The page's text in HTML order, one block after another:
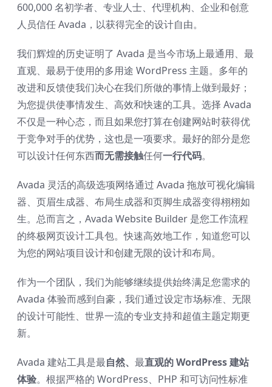
600,000 名初学者、专业人士、代理机构、企业和创意
人员信任 Avada，以获得完全的设计自由。
我们辉煌的历史证明了 Avada 是当今市场上最通用、最
直观、最易于使用的多用途 WordPress 主题。多年的
改进和反馈使我们决心在我们所做的事情上做到最好；
为您提供使事情发生、高效和快速的工具。选择 Avada
不仅是一种心态，而且如果您打算在创建网站时获得优
于竞争对手的优势，这也是一项要求。最好的部分是您
可以设计任何东西而无需接触任何一行代码。
Avada 灵活的高级选项网络通过 Avada 拖放可视化编辑
器、页眉生成器、布局生成器和页脚生成器变得栩栩如
生。总而言之，Avada Website Builder 是您工作流程
的终极网页设计工具包。快速高效地工作，知道您可以
为您的网站项目设计和创建无限的设计和布局。
作为一个团队，我们为能够继续提供始终满足您需求的
Avada 体验而感到自豪，我们通过设定市场标准、无限
的设计可能性、世界一流的专业支持和超值主题定期更
新。
Avada 建站工具是最自然、 最直观的 WordPress 建站
体验。根据严格的 WordPress、PHP 和可访问性标准